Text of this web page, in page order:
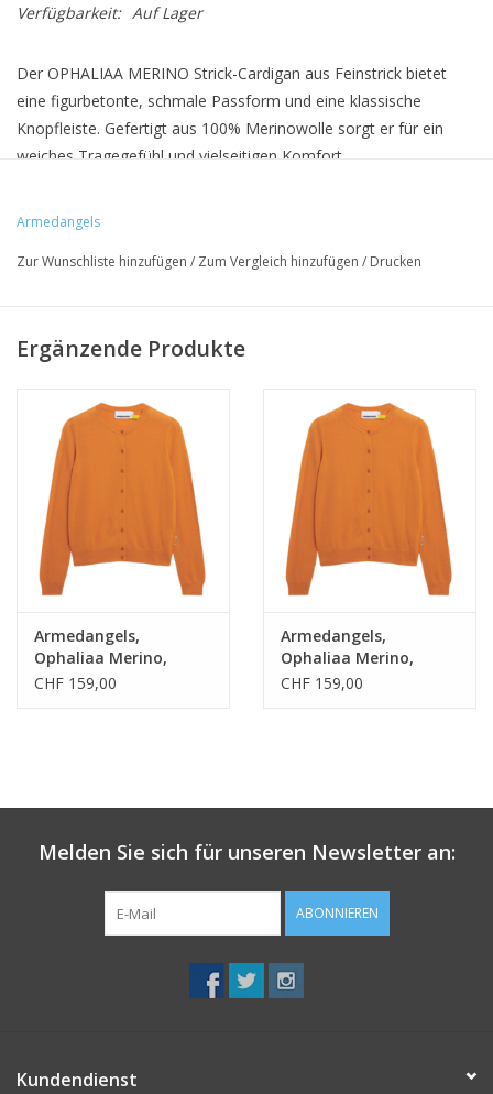
Verfügbarkeit: Auf Lager
Der OPHALIAA MERINO Strick-Cardigan aus Feinstrick bietet
eine figurbetonte, schmale Passform und eine klassische
Knopfleiste. Gefertigt aus 100% Merinowolle sorgt er für ein
weiches Tragegefühl und vielseitigen Komfort.
Wasch- & Pflegehinweise: Handwäsche
• Slim Fit
• GOTS-zertifiziert
• Feinstrick
Armedangels
Zur Wunschliste hinzufügen / Zum Vergleich hinzufügen / Drucken
Ergänzende Produkte
Armedangels,
Ophaliaa Merino,
amberglow, M
CHF 159,00
Armedangels,
Ophaliaa Merino,
amberglow, S
CHF 159,00
Melden Sie sich für unseren Newsletter an:
ABONNIEREN
Kundendienst